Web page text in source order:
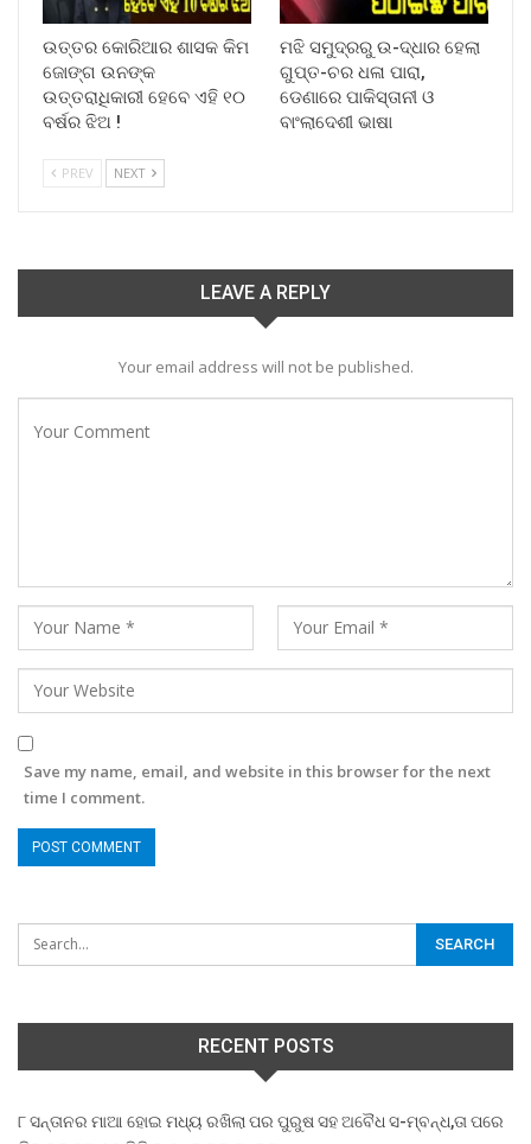
ଉତ୍ତର କୋରିଆର ଶାସକ କିମ
ଜୋଙ୍ଗ ଉନଙ୍କ
ଉତ୍ତରାଧିକାରୀ ହେବେ ଏହି ୧୦
ବର୍ଷର ଝିଅ !
ମଝି ସମୁଦ୍ରରୁ ଉ-ଦ୍ଧାର ହେଲା
ଗୁପ୍ତ-ଚର ଧଳା ପାରା,
ଡେଣାରେ ପାକିସ୍ତାନୀ ଓ
ବାଂଲାଦେଶୀ ଭାଷା
PREV NEXT
LEAVE A REPLY
Your email address will not be published.
Save my name, email, and website in this browser for the next
time I comment.
RECENT POSTS
୮ ସନ୍ତାନର ମାଆ ହୋଇ ମଧ୍ୟ ରଖିଲା ପର ପୁରୁଷ ସହ ଅବୈଧ ସ-ମ୍ବନ୍ଧ,ତା ପରେ